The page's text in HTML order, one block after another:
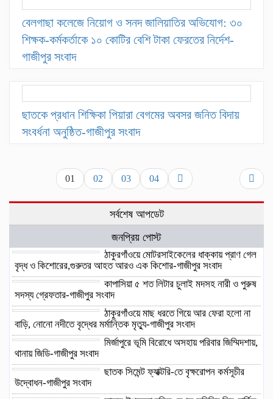
বেলগাছা কলেজে নিয়োগ ও সনদ জালিয়াতির অভিযোগ: ৩০
শিক্ষক-কর্মকর্তাকে ১০ কোটির বেশি টাকা ফেরতের নির্দেশ-
গাজীপুর সংবাদ
ছাতকে প্রধান শিক্ষিকা পিয়ারা বেগমের অবসর জনিত বিদায়
সংবর্ধনা অনুষ্ঠিত-গাজীপুর সংবাদ
01 02 03 04
সর্বশেষ আপডেট
জনপ্রিয় পোস্ট
ঠাকুরগাঁওয়ে মোটরসাইকেলের ধাক্কায় প্রাণ গেল
বৃদ্ধ ও কিশোরের,গুরুতর আহত আরও এক কিশোর-গাজীপুর সংবাদ
কাপাসিয়া ৫ শত লিটার চুলাই মদসহ নারী ও পুরুষ
সদস্য গ্রেফতার-গাজীপুর সংবাদ
ঠাকুরগাঁওয়ে মাছ ধরতে গিয়ে আর ফেরা হলো না
বাড়ি, নোনো নদীতে বৃদ্ধের মর্মান্তিক মৃত্যু-গাজীপুর সংবাদ
মির্জাপুরে ভূমি বিরোধে অসহায় পরিবার জিম্মিদশায়,
থানায় জিডি-গাজীপুর সংবাদ
ছাতক সিমেন্ট ফ্যাক্টরি-তে বৃক্ষরোপন কর্মসূচীর
উদ্বোধন-গাজীপুর সংবাদ